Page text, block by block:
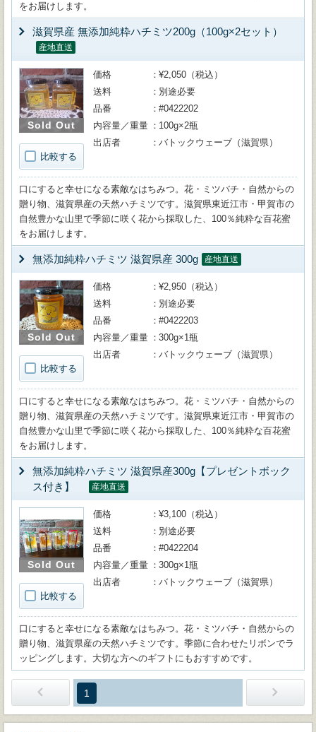
をお届けします。
滋賀県産 無添加純粋ハチミツ200g（100g×2セット）
産地直送
Sold Out
比較する
価格
¥2,050（税込）
送料
別途必要
品番
#0422202
内容量／重量
100g×2瓶
出店者
バトックウェーブ（滋賀県）
口にすると幸せになる素敵なはちみつ。花・ミツバチ・自然からの
贈り物、滋賀県産の天然ハチミツです。滋賀県東近江市・甲賀市の
自然豊かな山里で季節に咲く花から採取した、100％純粋な百花蜜
をお届けします。
無添加純粋ハチミツ 滋賀県産 300g 産地直送
Sold Out
比較する
価格
¥2,950（税込）
送料
別途必要
品番
#0422203
内容量／重量
300g×1瓶
出店者
バトックウェーブ（滋賀県）
口にすると幸せになる素敵なはちみつ。花・ミツバチ・自然からの
贈り物、滋賀県産の天然ハチミツです。滋賀県東近江市・甲賀市の
自然豊かな山里で季節に咲く花から採取した、100％純粋な百花蜜
をお届けします。
無添加純粋ハチミツ 滋賀県産300g【プレゼントボック
ス付き】
産地直送
Sold Out
比較する
価格
¥3,100（税込）
送料
別途必要
品番
#0422204
内容量／重量
300g×1瓶
出店者
バトックウェーブ（滋賀県）
口にすると幸せになる素敵なはちみつ。花・ミツバチ・自然からの
贈り物、滋賀県産の天然ハチミツです。季節に合わせたリボンでラ
ッピングします。大切な方へのギフトにもおすすめです。
1